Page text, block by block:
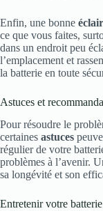
Enfin, une bonne
ce que vous faites,
dans un endroit peu
l’emplacement et
la batterie en toute
Astuces et
Pour résoudre le
certaines astuces
régulier de votre
problèmes à l’avenir.
sa longévité et son
Entretenir votre